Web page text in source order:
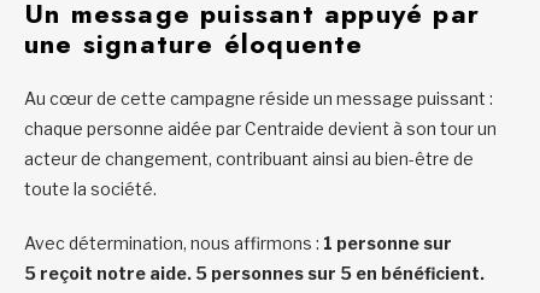
Un message puissant appuyé par
une signature éloquente
Au cœur de cette campagne réside un message puissant :
chaque personne aidée par Centraide devient à son tour un
acteur de changement, contribuant ainsi au bien-être de
toute la société.
Avec détermination, nous affirmons : 1 personne sur
5 reçoit notre aide. 5 personnes sur 5 en bénéficient.